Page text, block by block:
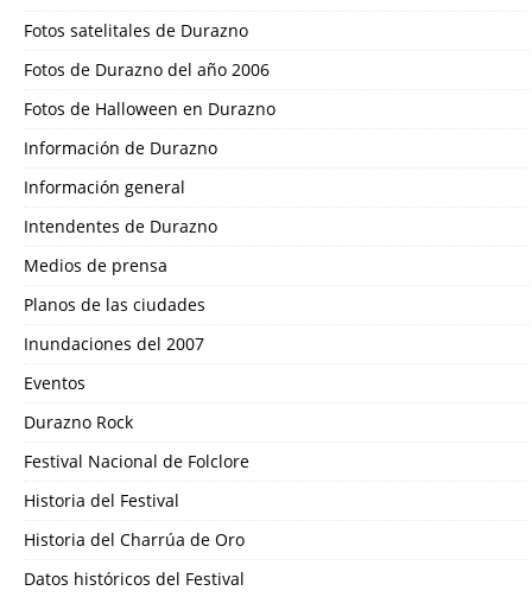
Fotos satelitales de Durazno
Fotos de Durazno del año 2006
Fotos de Halloween en Durazno
Información de Durazno
Información general
Intendentes de Durazno
Medios de prensa
Planos de las ciudades
Inundaciones del 2007
Eventos
Durazno Rock
Festival Nacional de Folclore
Historia del Festival
Historia del Charrúa de Oro
Datos históricos del Festival